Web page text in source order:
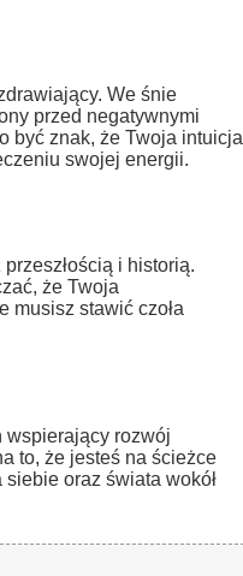
We śnie
przed negatywnymi
być znak, że Twoja intuicja
swojej energii.
i historią.
że Twoja
musisz stawić czoła
wspierający rozwój
to, że jesteś na ścieżce
oraz świata wokół